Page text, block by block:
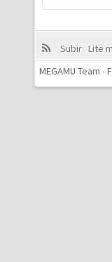
Subir Lite
MEGAMU Team